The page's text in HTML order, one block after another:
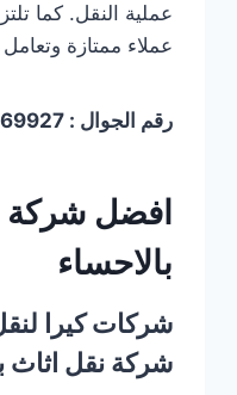
عملية النقل. كما
عملاء ممتازة
رقم الجوال : 00201006069927
افضل شركة
بالاحساء
شركات كيرا
شركة نقل اثاث